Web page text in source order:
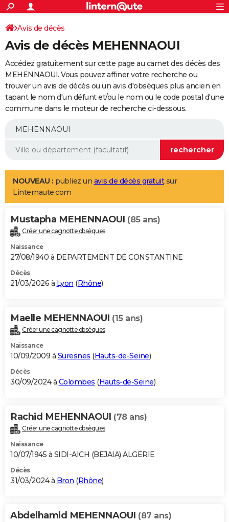
ACTUALITÉS
Politique
Société
Faits Divers
Education
Monde
Villes
+
SPORT
Coupe du monde 2026
Football
Tennis
Cyclisme
Rugby
Forum
Programme TV
TNT
Streaming
Cinéma
Sorties cinéma
Musique
+
FINANCE
Retraite
Epargne
Immobilier
Risques naturels par ville
Assurance
AUTO
Essais
Réserver un essai
Citadines
Berlines
SUV
Forum auto
+
Mobiles
Meilleur smartphone
Internet
Ordinateurs
Jeux vidéo
Guide high-tech
Aménagement intérieur
LIFESTYLE
Art de vivre
Bien-être
Loisirs
Mode
Modes de vie
Alimentation
Guide de la santé
Maladies
Médicaments
Sommeil
VOYAGE
Destinations
City break
Voyage nature
Voyage de noces
Forum
Climat
+PHOTO
GUIDES D'ACHAT
BONS PLANS
Carte de Noël
Carte Bonne année
Carte Saint-Valentin
Carte Pâques
Carte d'anniversaire
DICTIONNAIRE
Dictionnaire
Biographies
Citations
Expressions
Proverbes
PROGRAMME TV
S'inscrire
Se connecter
Lycées
Collèges
Primaires
Universités
Entreprises
Service militaire
Avis de recherche
AVIS DE DÉCÈS
Bricolage
Lifestyle
Culture
Sport
Auto
Television
Voyage
Cinema
Avis de décès
Avis de décès MEHENNAOUI
Accédez gratuitement sur cette page au carnet des décès des
MEHENNAOUI. Vous pouvez affiner votre recherche ou
trouver un avis de décès ou un avis d'obsèques plus ancien en
tapant le nom d'un défunt et/ou le nom ou le code postal d'une
commune dans le moteur de recherche ci-dessous.
NOUVEAU : publiez un avis de décès gratuitsur
Linternaute.com
Mustapha MEHENNAOUI (85 ans)
Créer une cagnotte obsèques
Naissance
27/08/1940 à DEPARTEMENT DE CONSTANTINE
Décès
21/03/2026 à Lyon (Rhône)
Maelle MEHENNAOUI (15 ans)
Créer une cagnotte obsèques
Naissance
10/09/2009 à Suresnes (Hauts-de-Seine)
Décès
30/09/2024 à Colombes (Hauts-de-Seine)
Rachid MEHENNAOUI (78 ans)
Créer une cagnotte obsèques
Naissance
10/07/1945 à SIDI-AICH (BEJAIA) ALGERIE
Décès
31/03/2024 à Bron (Rhône)
Abdelhamid MEHENNAOUI (87 ans)